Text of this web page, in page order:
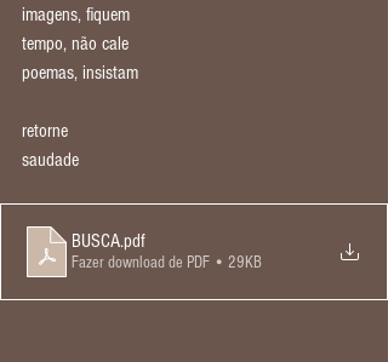
imagens, fiquem
tempo, não cale
poemas, insistam
retorne
saudade
BUSCA.pdf
Fazer download de PDF • 29KB